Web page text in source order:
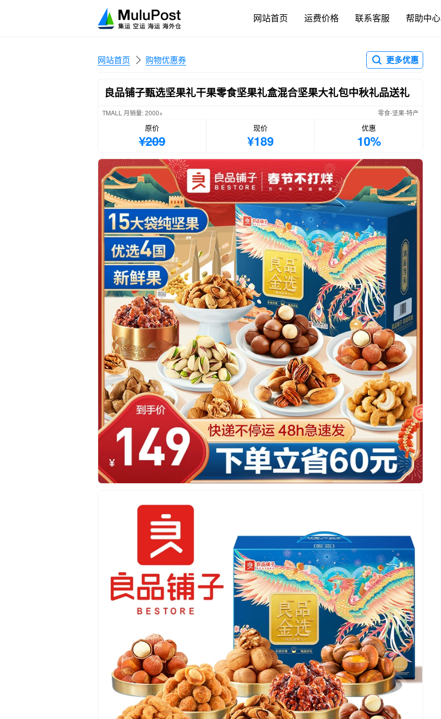
网站首页 运费价格 联系客服 帮助中心
网站首页 购物优惠券 更多优惠
良品铺子甄选坚果礼干果零食坚果礼盒混合坚果大礼包中秋礼品送礼
TMALL 月销量: 2000+ 零食-坚果-特产
原价
¥209
现价
¥189
优惠
10%